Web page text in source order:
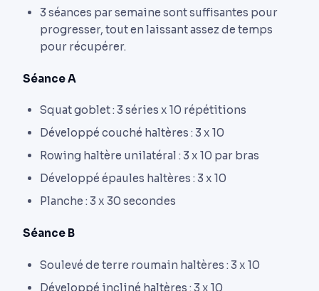
3 séances par semaine sont suffisantes pour
progresser, tout en laissant assez de temps
pour récupérer.
Séance A
Squat goblet : 3 séries x 10 répétitions
Développé couché haltères : 3 x 10
Rowing haltère unilatéral : 3 x 10 par bras
Développé épaules haltères : 3 x 10
Planche : 3 x 30 secondes
Séance B
Soulevé de terre roumain haltères : 3 x 10
Développé incliné haltères : 3 x 10